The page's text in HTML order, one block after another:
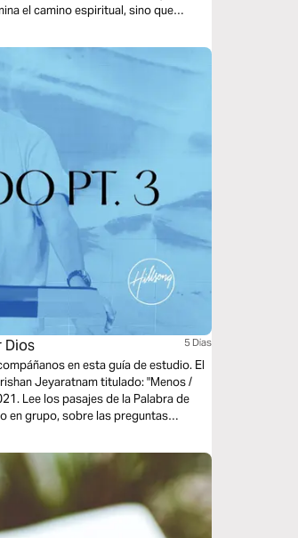
el camino espiritual, sino que
Dios 5 Dias
en esta guía de estudio. El
Jeyaratnam titulado: "Menos /
Lee los pasajes de la Palabra de
en grupo, sobre las preguntas